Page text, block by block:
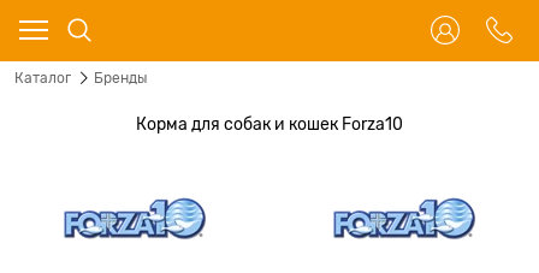
Каталог Бренды
Корма для собак и кошек Forza10